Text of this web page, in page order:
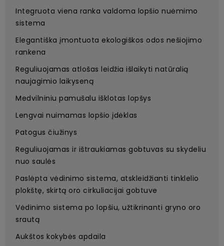
Integruota viena ranka valdoma lopšio nuėmimo
sistema
Elegantiška įmontuota ekologiškos odos nešiojimo
rankena
Reguliuojamas atlošas leidžia išlaikyti natūralią
naujagimio laikyseną
Medvilniniu pamušalu išklotas lopšys
Lengvai nuimamas lopšio įdėklas
Patogus čiužinys
Reguliuojamas ir ištraukiamas gobtuvas su skydeliu
nuo saulės
Paslėpta vėdinimo sistema, atskleidžianti tinklelio
plokštę, skirtą oro cirkuliacijai gobtuve
Vėdinimo sistema po lopšiu, užtikrinanti gryno oro
srautą
Aukštos kokybės apdaila